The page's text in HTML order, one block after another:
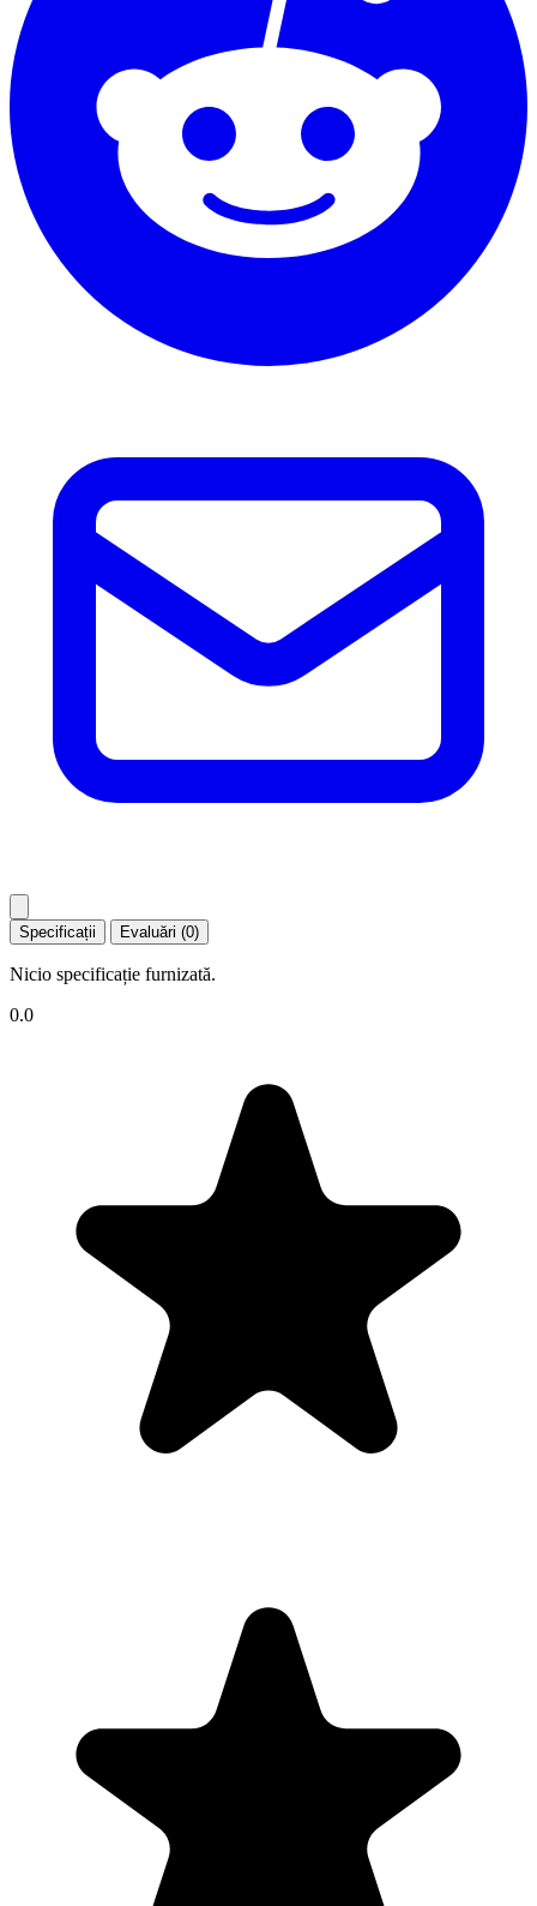
Specificații Evaluări (0)
Nicio specificație furnizată.
0.0